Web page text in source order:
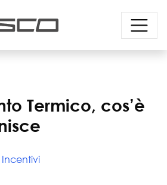
Termico, cos’è
Incentivi